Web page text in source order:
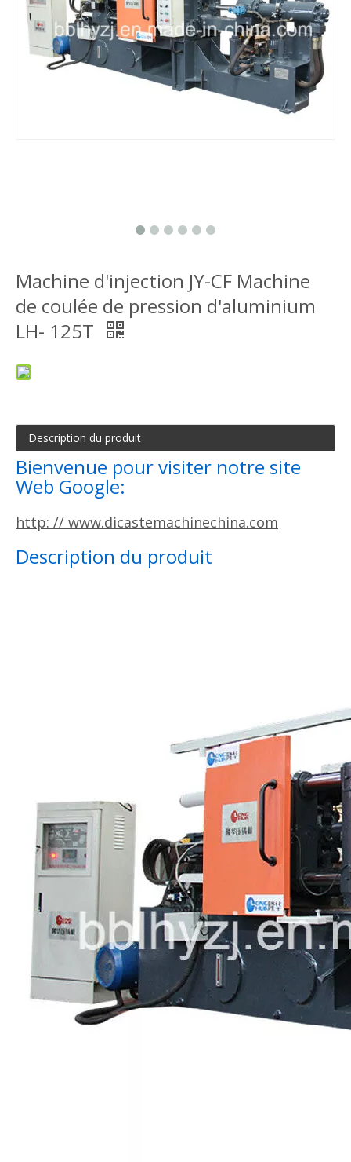
Machine d'injection JY-CF Machine
de coulée de pression d'aluminium
LH- 125T
Description du produit
Bienvenue pour visiter notre site
Web Google:
http: // www.dicastemachinechina.com
Description du produit